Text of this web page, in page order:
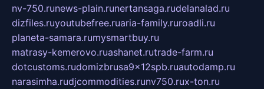
nv-750.runews-plain.runertansaga.rudelanalad.ru
dizfiles.ruyoutubefree.ruaria-family.ruroadli.ru
planeta-samara.rumysmartbuy.ru
matrasy-kemerovo.ruashanet.rutrade-farm.ru
dotcustoms.rudomizbrusa9x12spb.ruautodamp.ru
narasimha.rudjcommodities.runv750.rux-ton.ru